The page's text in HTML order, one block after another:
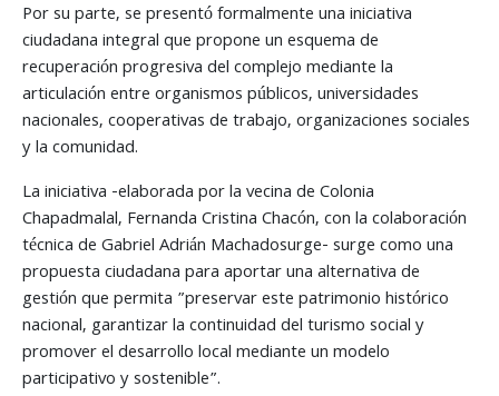
Por su parte, se presentó formalmente una iniciativa
ciudadana integral que propone un esquema de
recuperación progresiva del complejo mediante la
articulación entre organismos públicos, universidades
nacionales, cooperativas de trabajo, organizaciones sociales
y la comunidad.
La iniciativa -elaborada por la vecina de Colonia
Chapadmalal, Fernanda Cristina Chacón, con la colaboración
técnica de Gabriel Adrián Machadosurge- surge como una
propuesta ciudadana para aportar una alternativa de
gestión que permita ”preservar este patrimonio histórico
nacional, garantizar la continuidad del turismo social y
promover el desarrollo local mediante un modelo
participativo y sostenible”.